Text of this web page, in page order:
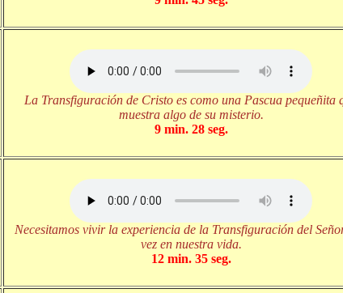
La Transfiguración de Cristo es como una Pascua pequeñita
muestra algo de su misterio.
9 min. 28 seg.
Necesitamos vivir la experiencia de la Transfiguración del
vez en nuestra vida.
12 min. 35 seg.